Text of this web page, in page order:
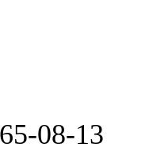
08-13